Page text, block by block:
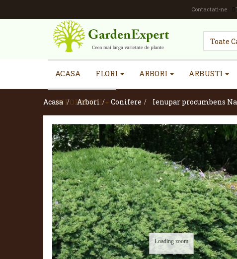
Contactati-ne
ACASA FLORI ARBORI ARBUSTI
INFORMATII
Acasa > Arbori > Conifere > Ienupar procumbens
Loading zoom